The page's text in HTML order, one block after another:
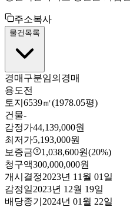
주소복사
물건목록
경매구분임의경매
용도전
토지 6539㎡(1978.05평)
건물-
감정가44,139,000원
최저가5,193,000원
보증금
1,038,600원(20%)
청구액300,000,000원
개시결정2023년 11월 01일
감정일2023년 12월 19일
배당종기 2024년 01월 22일